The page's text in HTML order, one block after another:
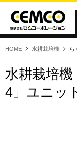
HOME 水耕栽培機 ら
水耕栽培
4」ユニッ